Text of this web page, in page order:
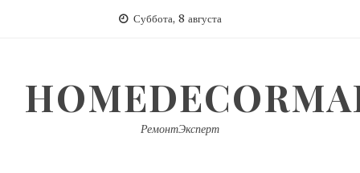
Суббота, 8 августа
РемонтЭксперт